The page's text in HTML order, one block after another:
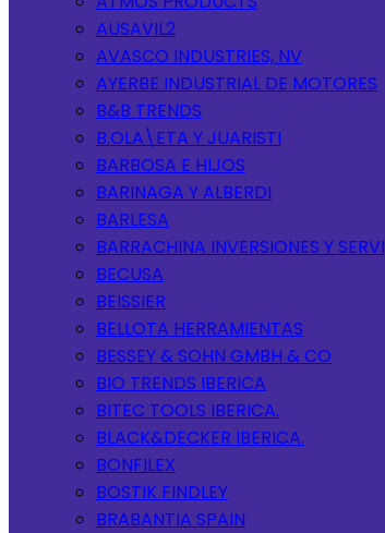
AUSAVIL2
AVASCO INDUSTRIES, NV
AYERBE INDUSTRIAL DE MOTORES
B&B TRENDS
B.OLA\ETA Y JUARISTI
BARBOSA E HIJOS
BARINAGA Y ALBERDI
BARLESA
BARRACHINA INVERSIONES Y SERVI
BECUSA
BEISSIER
BELLOTA HERRAMIENTAS
BESSEY & SOHN GMBH & CO
BIO TRENDS IBERICA
BITEC TOOLS IBERICA.
BLACK&DECKER IBERICA.
BONFILEX
BOSTIK FINDLEY
BRABANTIA SPAIN